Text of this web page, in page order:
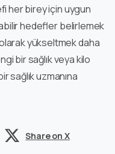
her birey için uygun
hedefler belirlemek
yükseltmek daha
bir sağlık veya kilo
sağlık uzmanına
Share on X